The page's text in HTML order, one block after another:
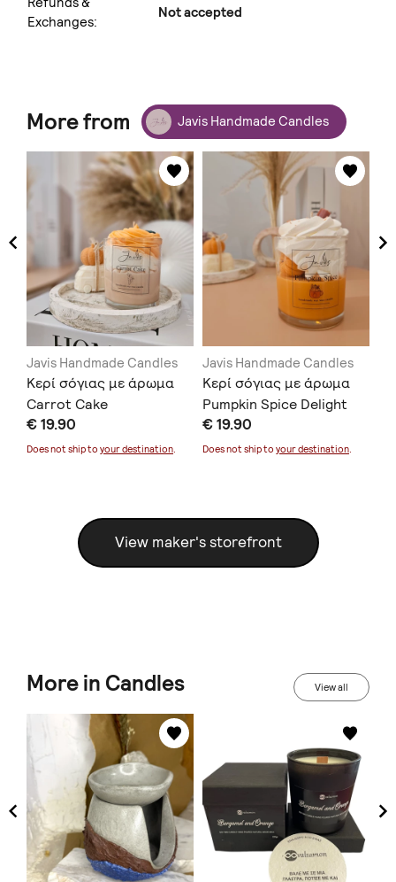
Exchanges:
Not accepted
More from Javis Handmade Candles
Javis Handmade Candles
Κερί σόγιας με άρωμα
Carrot Cake
€ 19.90
Does not ship to your destination.
Javis Handmade Candles
Κερί σόγιας με άρωμα
Pumpkin Spice Delight
€ 19.90
Does not ship to your destination.
View maker's storefront
More in Candles View all